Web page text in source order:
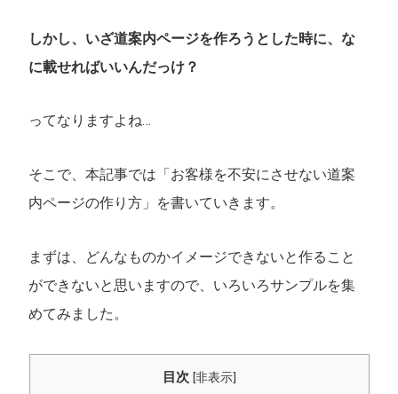
しかし、いざ道案内ページを作ろうとした時に、な
に載せればいいんだっけ？
ってなりますよね…
そこで、本記事では「お客様を不安にさせない道案
内ページの作り方」を書いていきます。
まずは、どんなものかイメージできないと作ること
ができないと思いますので、いろいろサンプルを集
めてみました。
目次 [非表示]